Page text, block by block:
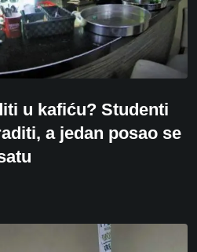
u kafiću? Studenti
a jedan posao se